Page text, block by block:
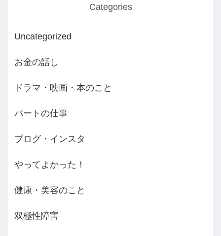
Categories
Uncategorized
お金の話し
ドラマ・映画・本のこと
パートの仕事
ブログ・インスタ
やってよかった！
健康・美容のこと
双極性障害